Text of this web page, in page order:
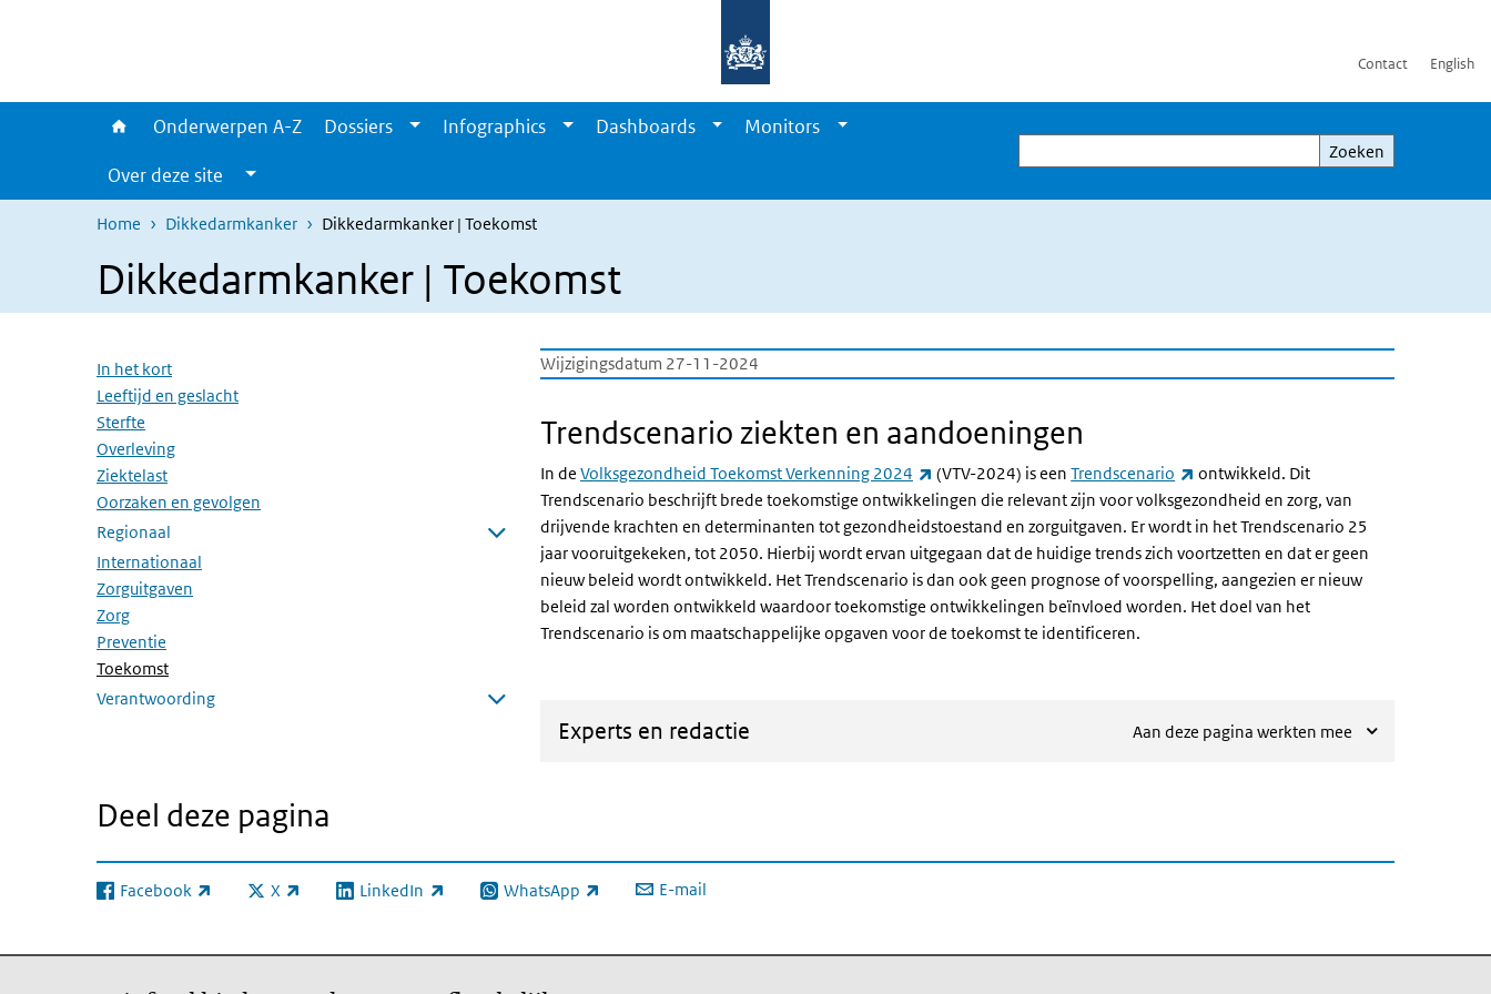
Contact English
Onderwerpen A-Z Dossiers Infographics Dashboards
Monitors
Over deze site
Zoeken
Zoeken
Home Dikkedarmkanker Dikkedarmkanker | Toekomst
Dikkedarmkanker | Toekomst
Overslaan menu
In het kort
Leeftijd en geslacht
Sterfte
Overleving
Ziektelast
Oorzaken en gevolgen
Regionaal
Submenu openen
Internationaal
Zorguitgaven
Zorg
Preventie
Toekomst(Actieve pagina)
Verantwoording
Wijzigingsdatum 27-11-2024
Trendscenario ziekten en aandoeningen
In de Volksgezondheid Toekomst Verkenning 2024 (externe link)
(VTV-2024) is eenTrendscenario (externe link)
ontwikkeld. Dit
Trendscenario beschrijft brede toekomstige ontwikkelingen die relevant zijn voor volksgezondheid en zorg, van
drijvende krachten en determinanten tot gezondheidstoestand en zorguitgaven. Er wordt in het Trendscenario 25
jaar vooruitgekeken, tot 2050. Hierbij wordt ervan uitgegaan dat de huidige trends zich voortzetten en dat er geen
nieuw beleid wordt ontwikkeld. Het Trendscenario is dan ook geen prognose of voorspelling, aangezien er nieuw
beleid zal worden ontwikkeld waardoor toekomstige ontwikkelingen beïnvloed worden. Het doel van het
Trendscenario is om maatschappelijke opgaven voor de toekomst te identificeren.
Experts en redactie Aan deze pagina werkten mee
Deel deze pagina
Facebook
(externe link) X
(externe link) LinkedIn
(externe link) WhatsApp
(externe link) E-mail